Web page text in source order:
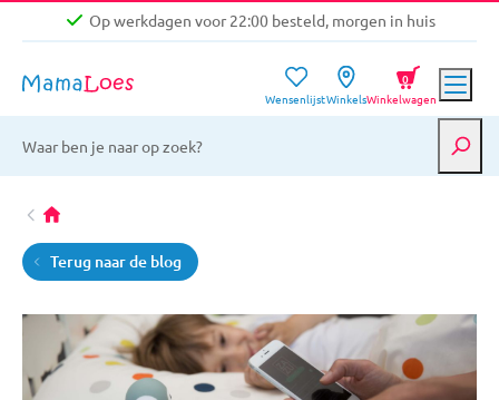
Op werkdagen voor 22:00 besteld, morgen in huis
Gratis verzending vanaf €39,-
Op werkdagen voor 22:00 besteld, morgen in huis
WensenlijstWinkelsWinkelwagen
0
Terug naar de blog